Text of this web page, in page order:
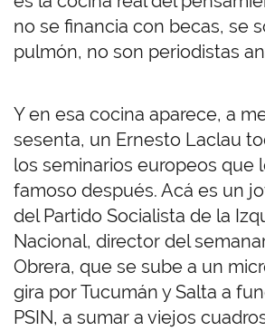
no se financia con becas, se
pulmón, no son periodistas
Y en esa cocina aparece, a
sesenta, un Ernesto Laclau
los seminarios europeos que
famoso después. Acá es un
del Partido Socialista de la
Nacional, director del
Obrera, que se sube a un
gira por Tucumán y Salta a
PSIN, a sumar a viejos